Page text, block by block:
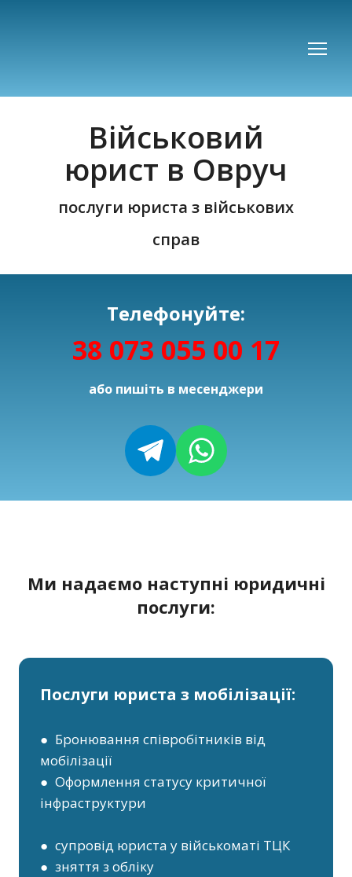
Військовий
юрист в Овруч
послуги юриста з військових
справ
Телефонуйте:
38 073 055 00 17
або пишіть в месенджери
Ми надаємо наступні юридичні
послуги:
Послуги юриста з мобілізації:
● Бронювання співробітників від
мобілізації
● Оформлення статусу критичної
інфраструктури
● супровід юриста у військоматі ТЦК
● зняття з обліку